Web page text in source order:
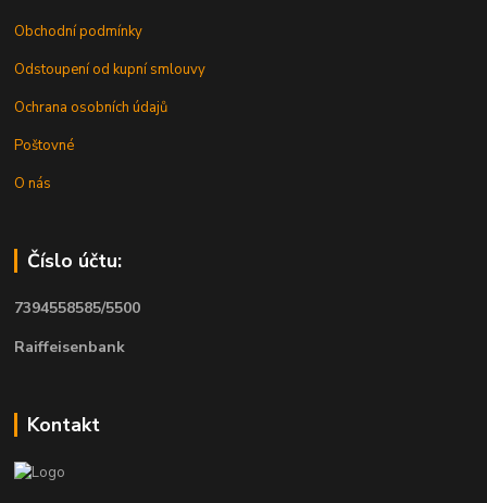
Obchodní podmínky
Odstoupení od kupní smlouvy
Ochrana osobních údajů
Poštovné
O nás
Číslo účtu:
7394558585/5500
Raiffeisenbank
Kontakt